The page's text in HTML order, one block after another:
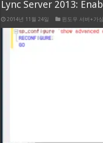
Lync Server 2013:
2014년 11월 24일 윈도우 서버+가